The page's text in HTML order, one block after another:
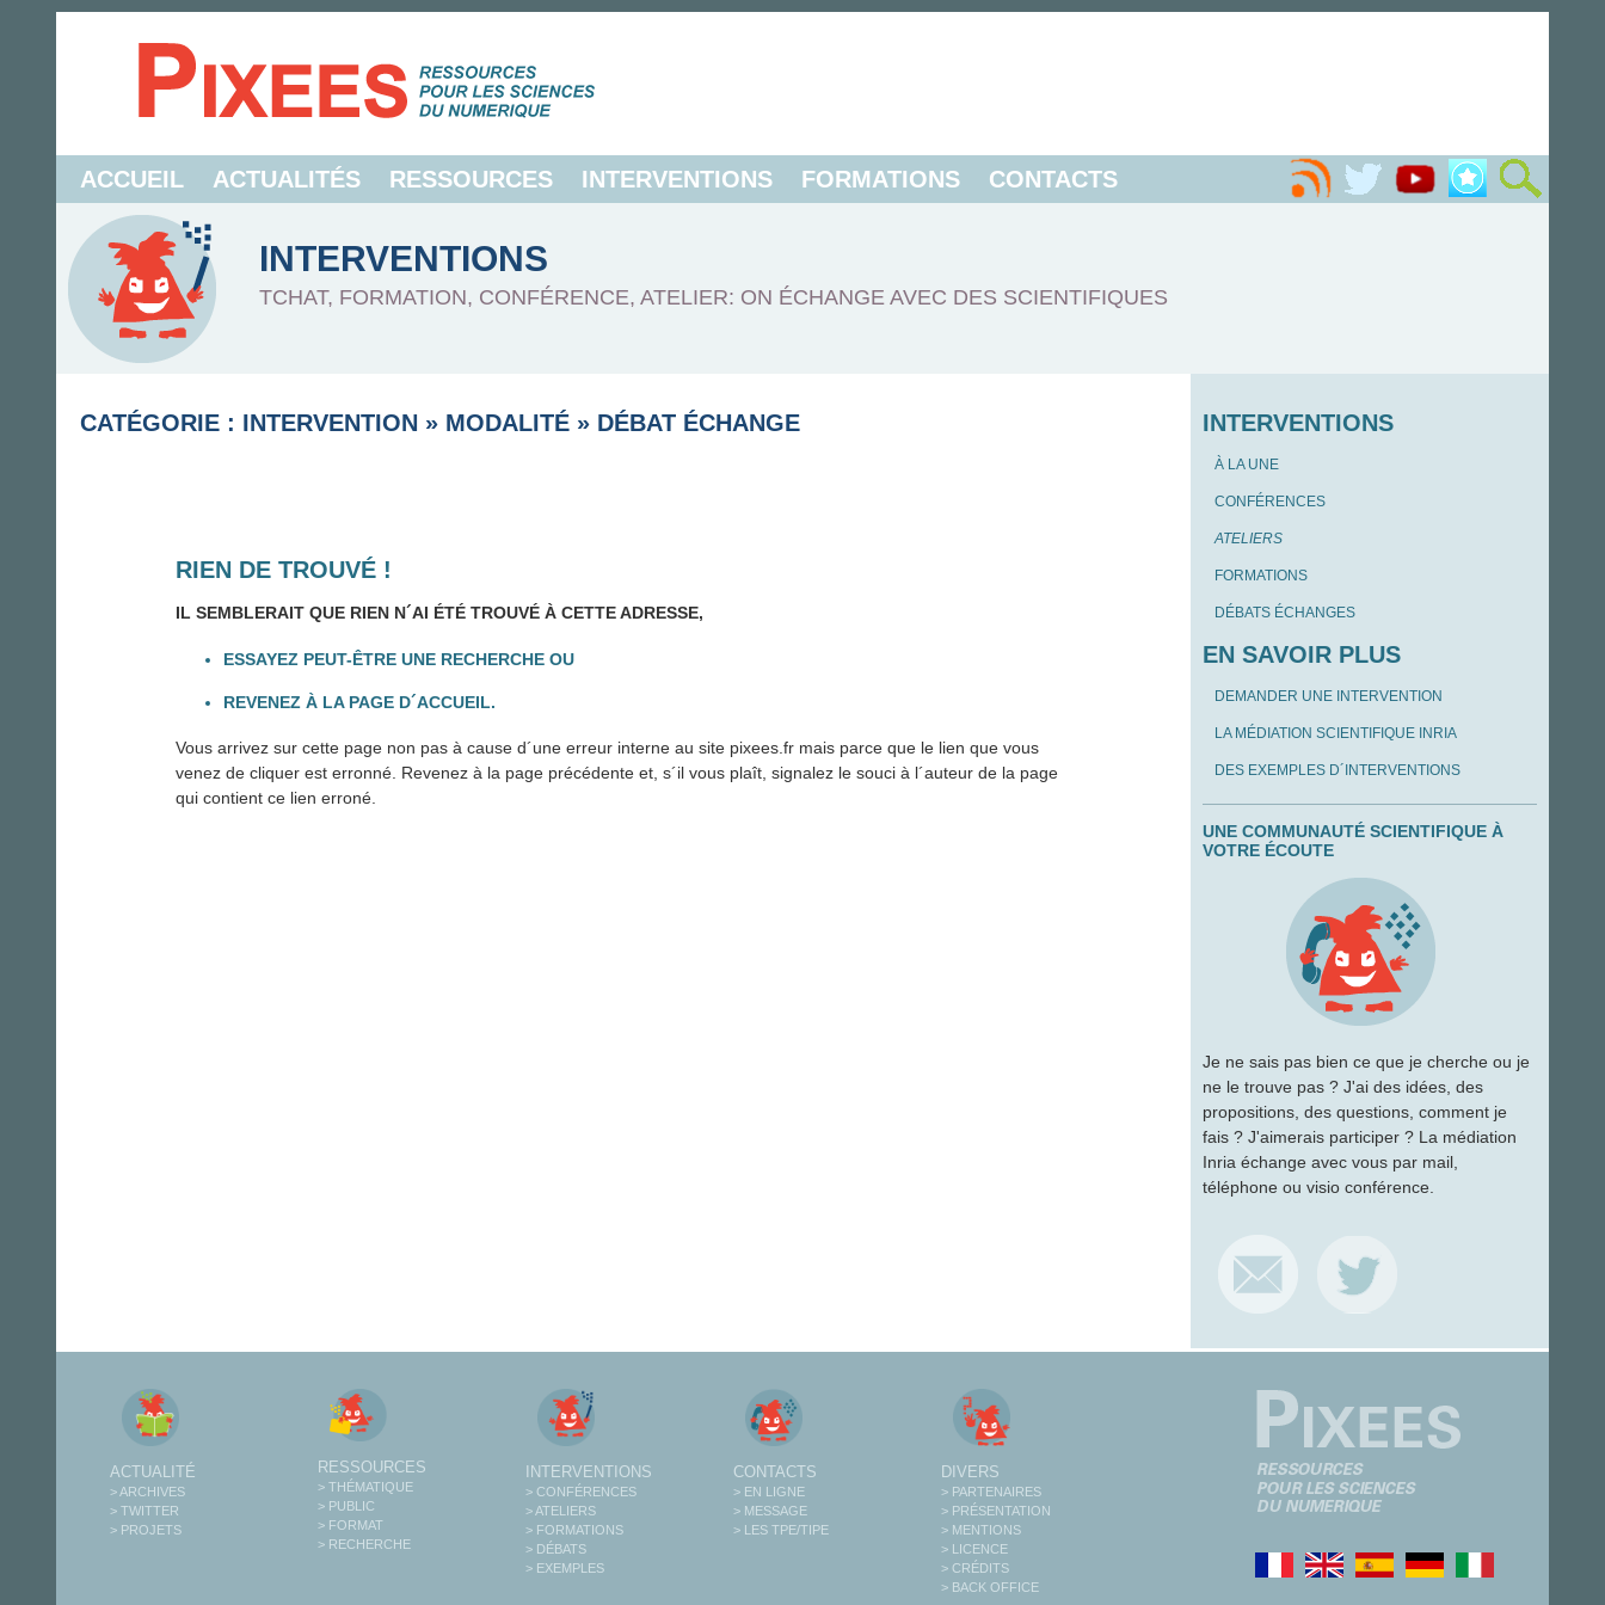
ACCUEIL ACTUALITÉS RESSOURCES INTERVENTIONS FORMATIONS CONTACTS
INTERVENTIONS
TCHAT, FORMATION, CONFÉRENCE, ATELIER: ON ÉCHANGE AVEC DES SCIENTIFIQUES
CATÉGORIE : INTERVENTION » MODALITÉ » DÉBAT ÉCHANGE
RIEN DE TROUVÉ !
IL SEMBLERAIT QUE RIEN N´AI ÉTÉ TROUVÉ À CETTE ADRESSE,
ESSAYEZ PEUT-ÊTRE UNE RECHERCHE OU
REVENEZ À LA PAGE D´ACCUEIL.
Vous arrivez sur cette page non pas à cause d´une erreur interne au site pixees.fr mais parce que le lien que vous
venez de cliquer est erronné. Revenez à la page précédente et, s´il vous plaît, signalez le souci à l´auteur de la page
qui contient ce lien erroné.
INTERVENTIONS
À LA UNE
CONFÉRENCES
ATELIERS
FORMATIONS
DÉBATS ÉCHANGES
EN SAVOIR PLUS
DEMANDER UNE INTERVENTION
LA MÉDIATION SCIENTIFIQUE INRIA
DES EXEMPLES D´INTERVENTIONS
UNE COMMUNAUTÉ SCIENTIFIQUE À
VOTRE ÉCOUTE
Je ne sais pas bien ce que je cherche ou je
ne le trouve pas ? J'ai des idées, des
propositions, des questions, comment je
fais ? J'aimerais participer ? La médiation
Inria échange avec vous par mail,
téléphone ou visio conférence.
ACTUALITÉ
> ARCHIVES
> TWITTER
> PROJETS
RESSOURCES
> THÉMATIQUE
> PUBLIC
> FORMAT
> RECHERCHE
INTERVENTIONS
> CONFÉRENCES
> ATELIERS
> FORMATIONS
> DÉBATS
> EXEMPLES
CONTACTS
> EN LIGNE
> MESSAGE
> LES TPE/TIPE
DIVERS
> PARTENAIRES
> PRÉSENTATION
> MENTIONS
> LICENCE
> CRÉDITS
> BACK OFFICE